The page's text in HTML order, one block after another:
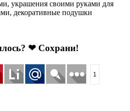
❤ Сохрани!
1